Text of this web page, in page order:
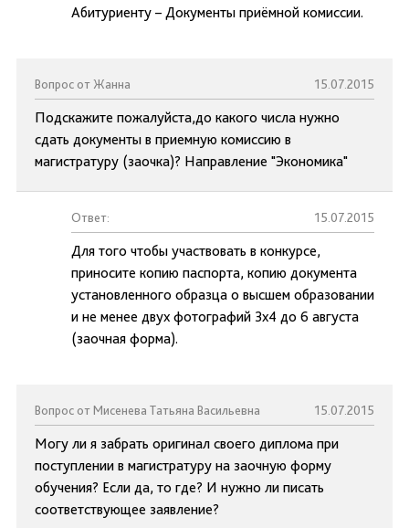
Абитуриенту – Документы приёмной комиссии.
Вопрос от Жанна 15.07.2015
Подскажите пожалуйста,до какого числа нужно
сдать документы в приемную комиссию в
магистратуру (заочка)? Направление "Экономика"
Ответ: 15.07.2015
Для того чтобы участвовать в конкурсе,
приносите копию паспорта, копию документа
установленного образца о высшем образовании
и не менее двух фотографий 3х4 до 6 августа
(заочная форма).
Вопрос от Мисенева Татьяна Васильевна 15.07.2015
Могу ли я забрать оригинал своего диплома при
поступлении в магистратуру на заочную форму
обучения? Если да, то где? И нужно ли писать
соответствующее заявление?